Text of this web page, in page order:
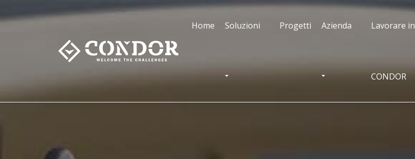
Home Soluzioni
TOGGLE DROPDOWN
Progetti Azienda
TOGGLE DROPDOWN
Lavorare in
CONDOR